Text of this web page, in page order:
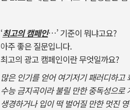
‘최고의 캠페인…’ 기준이 뭐냐고요?
아주 좋은 질문입니다.
최고의 광고 캠페인이란 무엇일까요?
많은 인기를 얻어 여기저기 패러디하고
수능 금지곡이라 불릴 만한 중독성으로
생경하거나 입이 떡 벌어질 만한 멋진